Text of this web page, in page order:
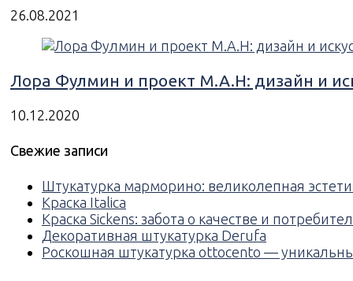
26.08.2021
Лора Фулмин и проект M.A.H: дизайн и
10.12.2020
Свежие записи
Штукатурка марморино: великолепная
Краска Italica
Краска Sickens: забота о качестве и
Декоративная штукатурка Derufa
Роскошная штукатурка ottocento —